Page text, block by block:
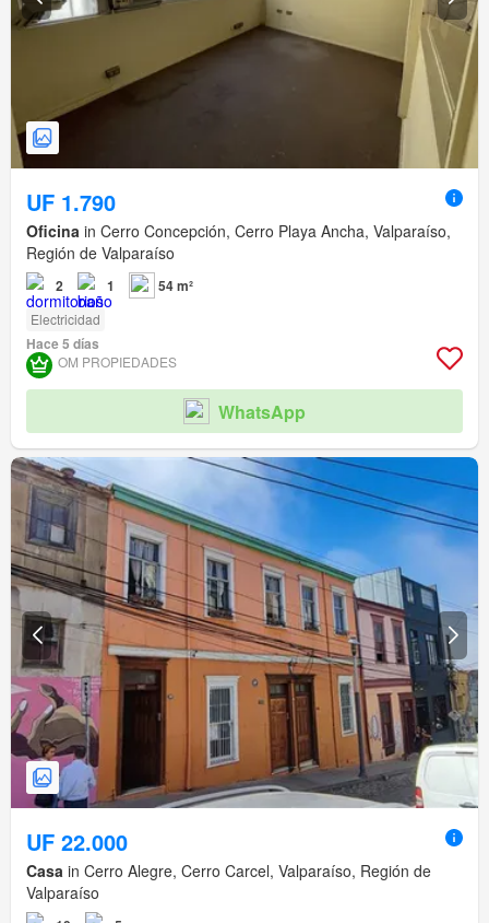
UF 1.790
Oficina in Cerro Concepción, Cerro Playa Ancha, Valparaíso,
Región de Valparaíso
2 1 54 m²
Electricidad
Hace 5 días
OM PROPIEDADES
WhatsApp
UF 22.000
Casa in Cerro Alegre, Cerro Carcel, Valparaíso, Región de
Valparaíso